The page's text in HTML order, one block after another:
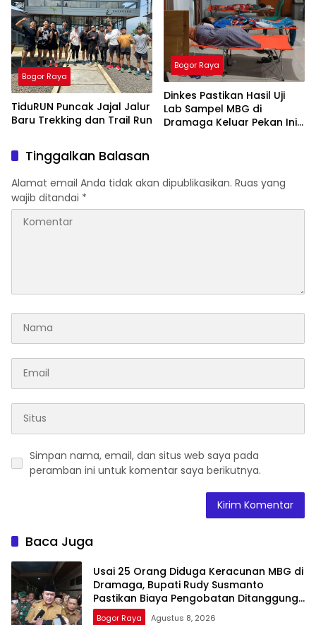
Bogor Raya
TiduRUN Puncak Jajal Jalur
Baru Trekking dan Trail Run
Bogor Raya
Dinkes Pastikan Hasil Uji
Lab Sampel MBG di
Dramaga Keluar Pekan Ini
Tinggalkan Balasan
Alamat email Anda tidak akan dipublikasikan. Ruas yang
wajib ditandai *
Simpan nama, email, dan situs web saya pada
peramban ini untuk komentar saya berikutnya.
Baca Juga
Usai 25 Orang Diduga Keracunan MBG di
Dramaga, Bupati Rudy Susmanto
Pastikan Biaya Pengobatan Ditanggung
Pemkab Bogor
Bogor Raya Agustus 8, 2026